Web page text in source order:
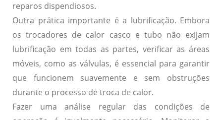
reparos dispendiosos.
Outra prática importante é a lubrificação. Embora
os trocadores de calor casco e tubo não exijam
lubrificação em todas as partes, verificar as áreas
móveis, como as válvulas, é essencial para garantir
que funcionem suavemente e sem obstruções
durante o processo de troca de calor.
Fazer uma análise regular das condições de